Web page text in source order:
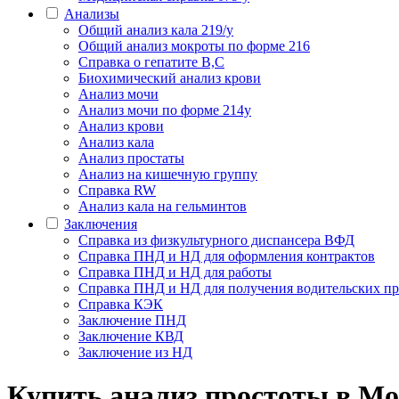
Анализы
Общий анализ кала 219/у
Общий анализ мокроты по форме 216
Справка о гепатите B,C
Биохимический анализ крови
Анализ мочи
Анализ мочи по форме 214у
Анализ крови
Анализ кала
Анализ простаты
Анализ на кишечную группу
Справка RW
Анализ кала на гельминтов
Заключения
Cправка из физкультурного диспансера ВФД
Справка ПНД и НД для оформления контрактов
Справка ПНД и НД для работы
Справка ПНД и НД для получения водительских
Справка КЭК
Заключение ПНД
Заключение КВД
Заключение из НД